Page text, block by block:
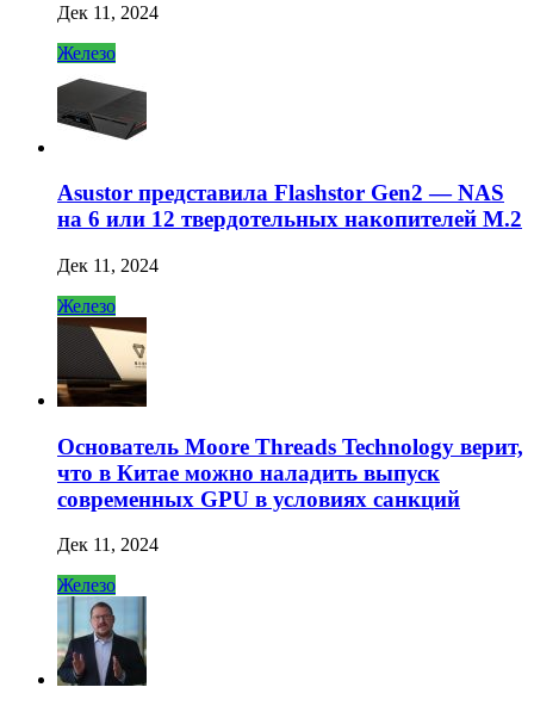
Дек 11, 2024
Железо
Asustor представила Flashstor Gen2 — NAS
на 6 или 12 твердотельных накопителей M.2
Дек 11, 2024
Железо
Основатель Moore Threads Technology верит,
что в Китае можно наладить выпуск
современных GPU в условиях санкций
Дек 11, 2024
Железо